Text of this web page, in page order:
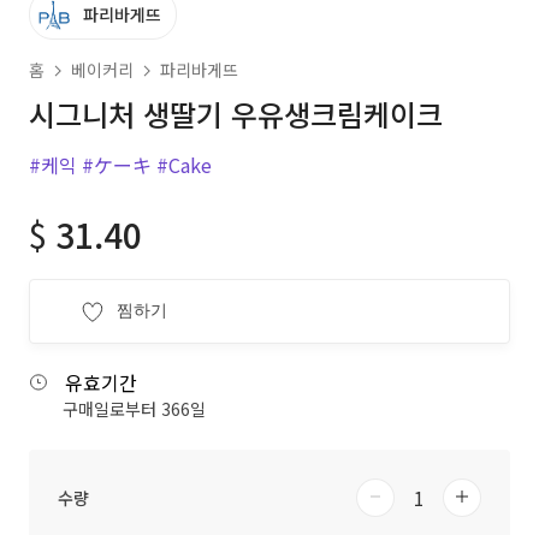
파리바게뜨
홈 베이커리 파리바게뜨
시그니처 생딸기 우유생크림케이크
#케익 #ケーキ #Cake
$ 31.40
찜하기
유효기간
구매일로부터 366일
수량